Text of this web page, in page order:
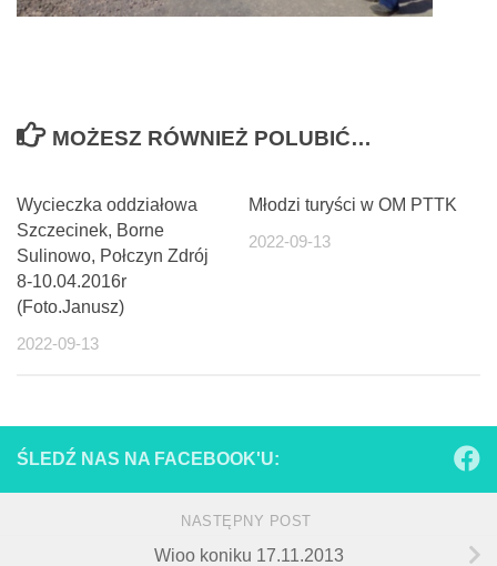
MOŻESZ RÓWNIEŻ POLUBIĆ…
Wycieczka oddziałowa
Szczecinek, Borne
Sulinowo, Połczyn Zdrój
8-10.04.2016r
(Foto.Janusz)
2022-09-13
Młodzi turyści w OM PTTK
2022-09-13
ŚLEDŹ NAS NA FACEBOOK'U:
NASTĘPNY POST
Wioo koniku 17.11.2013